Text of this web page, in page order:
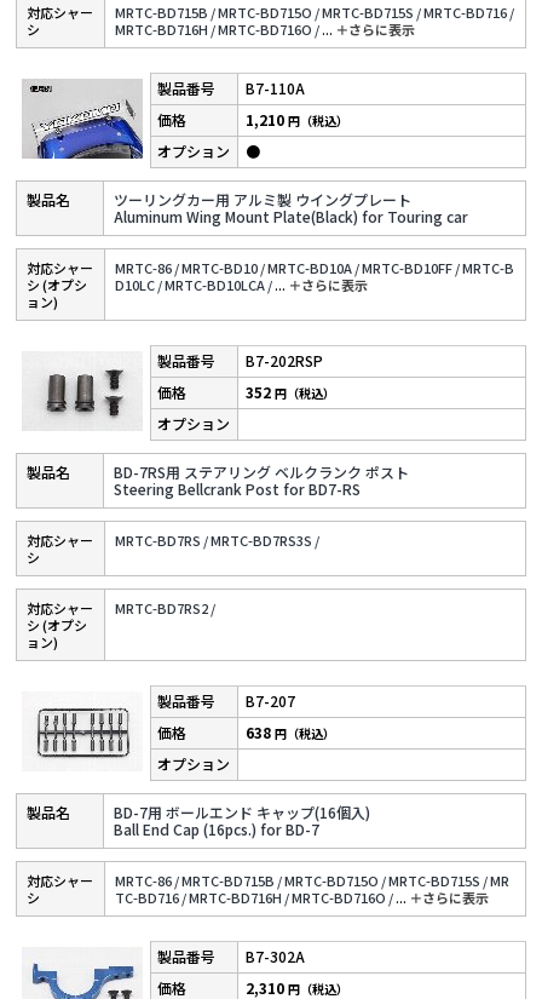
対応シャー
シ
MRTC-BD715B /MRTC-BD715O /MRTC-BD715S /MRTC-BD716 /
MRTC-BD716H /MRTC-BD716O /... ＋さらに表⽰
B7-110A
ツーリングカー用 アルミ製 ウイングプレート
Aluminum Wing Mount Plate(Black) for Touring car
1,210円（税込）
●
対応シャー
シ (オプシ
ョン)
MRTC-86 /MRTC-BD10 /MRTC-BD10A /MRTC-BD10FF /MRTC-B
D10LC /MRTC-BD10LCA /... ＋さらに表⽰
B7-202RSP
BD-7RS用 ステアリング ベルクランク ポスト
Steering Bellcrank Post for BD7-RS
352円（税込）
対応シャー
シ
MRTC-BD7RS /MRTC-BD7RS3S /
対応シャー
シ (オプシ
ョン)
MRTC-BD7RS2 /
B7-207
BD-7用 ボールエンド キャップ(16個入)
Ball End Cap (16pcs.) for BD-7
638円（税込）
対応シャー
シ
MRTC-86 /MRTC-BD715B /MRTC-BD715O /MRTC-BD715S /MR
TC-BD716 /MRTC-BD716H /MRTC-BD716O /... ＋さらに表⽰
B7-302A
2,310円（税込）